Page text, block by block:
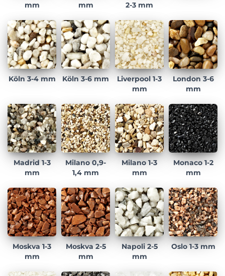
mm
mm
2-3 mm
Köln 3-4 mm Köln 3-6 mm
Liverpool 1-3
mm
London 3-6
mm
Madrid 1-3
mm
Milano 0,9-
1,4 mm
Milano 1-3
mm
Monaco 1-2
mm
Moskva 1-3
mm
Moskva 2-5
mm
Napoli 2-5
mm
Oslo 1-3 mm